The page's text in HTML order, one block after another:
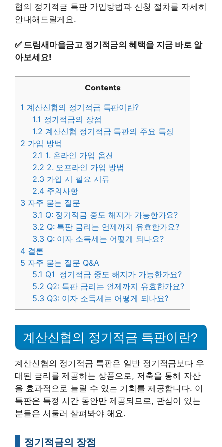
협의 정기적금 특판 가입방법과 신청 절차를 자세히
안내해드릴게요.
✅ 드림새마을금고 정기적금의 혜택을 지금 바로 알
아보세요!
Contents
1 계산신협의 정기적금 특판이란?
1.1 정기적금의 장점
1.2 계산신협 정기적금 특판의 주요 특징
2 가입 방법
2.1 1. 온라인 가입 옵션
2.2 2. 오프라인 가입 방법
2.3 가입 시 필요 서류
2.4 주의사항
3 자주 묻는 질문
3.1 Q: 정기적금 중도 해지가 가능한가요?
3.2 Q: 특판 금리는 언제까지 유효한가요?
3.3 Q: 이자 소득세는 어떻게 되나요?
4 결론
5 자주 묻는 질문 Q&A
5.1 Q1: 정기적금 중도 해지가 가능한가요?
5.2 Q2: 특판 금리는 언제까지 유효한가요?
5.3 Q3: 이자 소득세는 어떻게 되나요?
계산신협의 정기적금 특판이란?
계산신협의 정기적금 특판은 일반 정기적금보다 우
대된 금리를 제공하는 상품으로, 저축을 통해 자산
을 효과적으로 늘릴 수 있는 기회를 제공합니다. 이
특판은 특정 시간 동안만 제공되므로, 관심이 있는
분들은 서둘러 살펴봐야 해요.
정기적금의 장점